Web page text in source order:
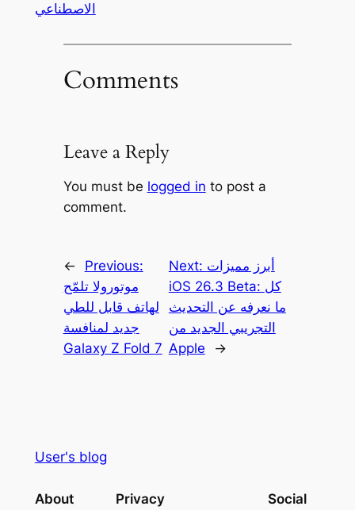
الاصطناعي
Comments
Leave a Reply
You must be logged in to post a
comment.
←
Previous:
موتورولا تلمّح
لهاتف قابل للطي
جديد لمنافسة
Galaxy Z Fold 7
Next: أبرز مميزات
iOS 26.3 Beta: كل
ما نعرفه عن التحديث
التجريبي الجديد من
Apple
→
User's blog
About Privacy Social